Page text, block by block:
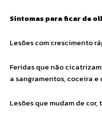
Sintomas para ficar de
Lesões com crescimento
Feridas que não
a sangramentos, coceira e
Lesões que mudam de